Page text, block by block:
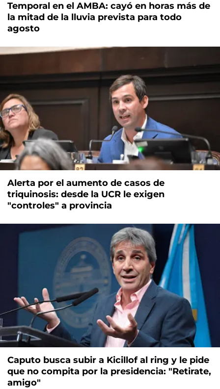
Temporal en el AMBA: cayó en horas más de
la mitad de la lluvia prevista para todo
agosto
Alerta por el aumento de casos de
triquinosis: desde la UCR le exigen
"controles" a provincia
Caputo busca subir a Kicillof al ring y le pide
que no compita por la presidencia: "Retirate,
amigo"